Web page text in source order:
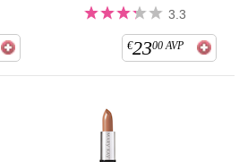
3.3
€2300 AVP